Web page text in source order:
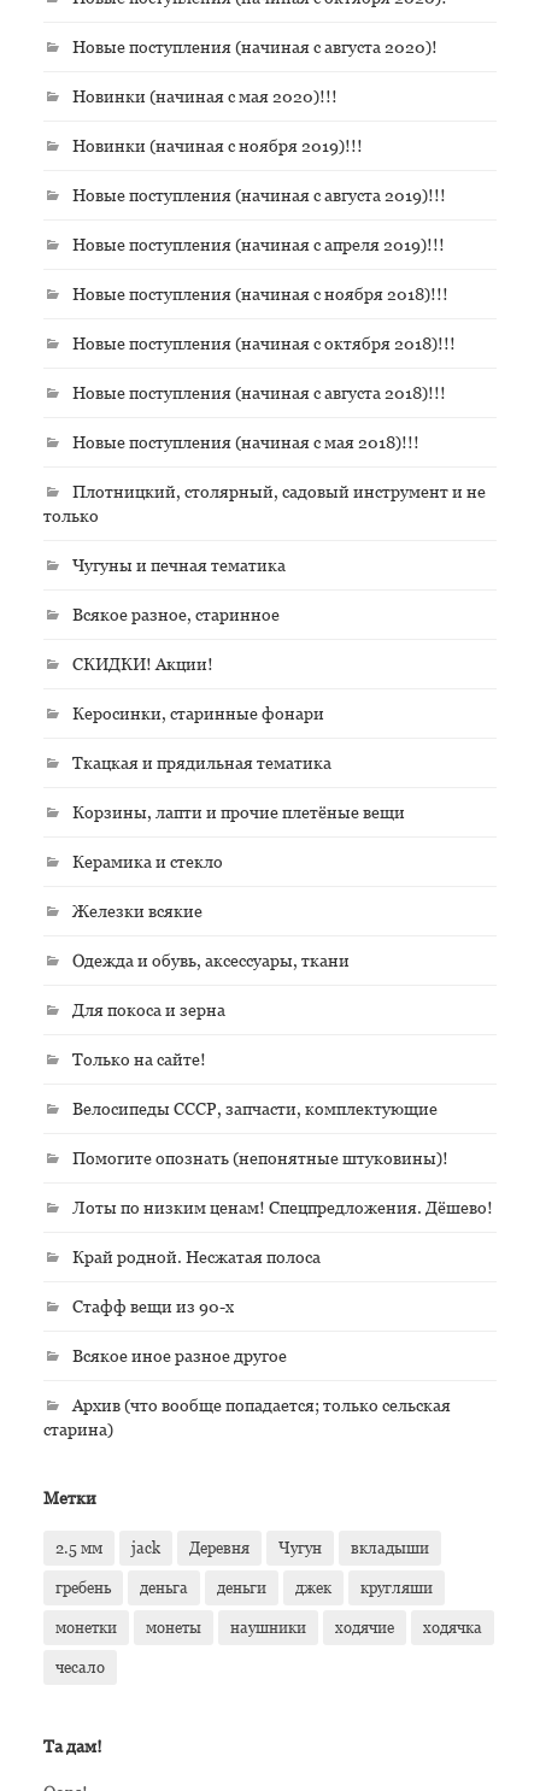
Новые поступления (начиная с августа 2020)!
Новинки (начиная с мая 2020)!!!
Новинки (начиная с ноября 2019)!!!
Новые поступления (начиная с августа 2019)!!!
Новые поступления (начиная с апреля 2019)!!!
Новые поступления (начиная с ноября 2018)!!!
Новые поступления (начиная с октября 2018)!!!
Новые поступления (начиная с августа 2018)!!!
Новые поступления (начиная с мая 2018)!!!
Плотницкий, столярный, садовый инструмент и не
только
Чугуны и печная тематика
Всякое разное, старинное
СКИДКИ! Акции!
Керосинки, старинные фонари
Ткацкая и прядильная тематика
Корзины, лапти и прочие плетёные вещи
Керамика и стекло
Железки всякие
Одежда и обувь, аксессуары, ткани
Для покоса и зерна
Только на сайте!
Велосипеды СССР, запчасти, комплектующие
Помогите опознать (непонятные штуковины)!
Лоты по низким ценам! Спецпредложения. Дёшево!
Край родной. Несжатая полоса
Стафф вещи из 90-х
Всякое иное разное другое
Архив (что вообще попадается; только сельская
старина)
Метки
2.5 мм jack Деревня Чугун вкладыши
гребень деньга деньги джек кругляши
монетки монеты наушники ходячие ходячка
чесало
Та дам!